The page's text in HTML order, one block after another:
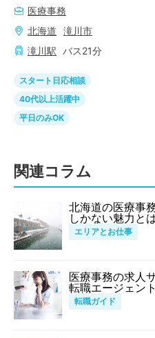
医療事務
北海道
滝川市
滝川駅 バス21分
スタート日応相談
40代以上活躍中
平日のみOK
関連コラム
北海道の医療事
しかない魅力と
エリアとお仕事
医療事務の求人
転職エージェン
転職ガイド